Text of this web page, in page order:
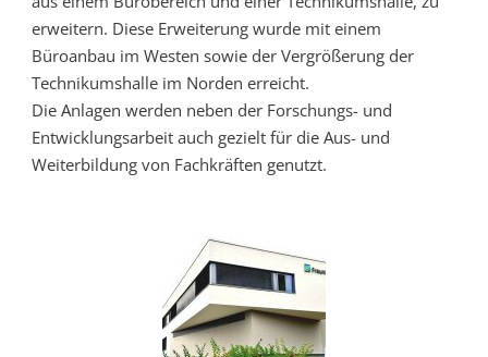
erweitern. Diese Erweiterung wurde mit einem
Büroanbau im Westen sowie der Vergrößerung der
Technikumshalle im Norden erreicht.
Die Anlagen werden neben der Forschungs- und
Entwicklungsarbeit auch gezielt für die Aus- und
Weiterbildung von Fachkräften genutzt.